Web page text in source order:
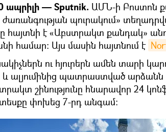
ապրիլի — Sputnik. ԱՄՆ-ի Բոստոն
պուրակում»
հայտնի է «Աբստրակտ քանդակ»
համար։ Այս մասին հայտնում է
ու հյուրերն ամեն տարի
ալյումինից պատրաստված արձանն
շինությունը հնարավոր 24
փոխեց 7-րդ անգամ։